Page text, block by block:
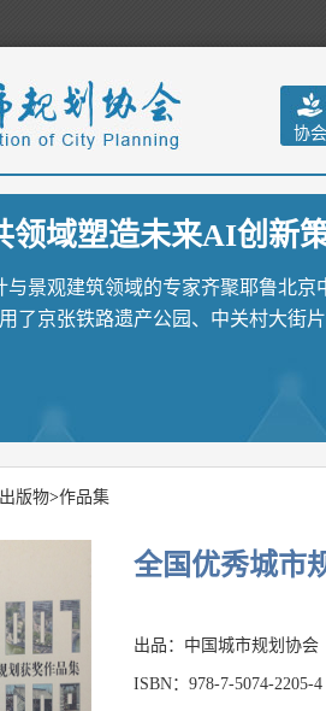
协会
领域塑造未来AI创新
与景观建筑领域的专家齐聚耶鲁北
了京张铁路遗产公园、中关村大街
出版物>作品集
全国优秀城市
出品：中国城市规划协会
ISBN：978-7-5074-2205-4